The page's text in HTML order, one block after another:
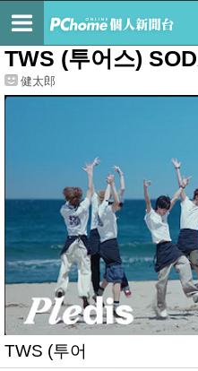
最新文章
TWS (투어스)
健太郎
TWS (투어